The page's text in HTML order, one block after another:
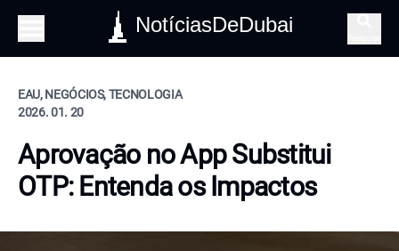
NotíciasDeDubai
EAU, NEGÓCIOS, TECNOLOGIA
2026. 01. 20
Aprovação no App Substitui
OTP: Entenda os Impactos